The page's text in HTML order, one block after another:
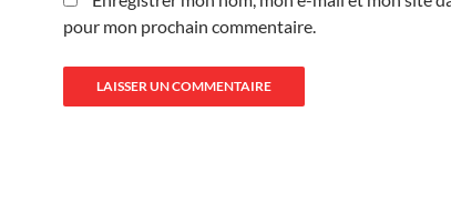
pour mon prochain commentaire.